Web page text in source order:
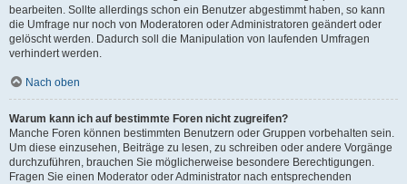
bearbeiten. Sollte allerdings schon ein Benutzer abgestimmt haben, so kann
die Umfrage nur noch von Moderatoren oder Administratoren geändert oder
gelöscht werden. Dadurch soll die Manipulation von laufenden Umfragen
verhindert werden.
Nach oben
Warum kann ich auf bestimmte Foren nicht zugreifen?
Manche Foren können bestimmten Benutzern oder Gruppen vorbehalten sein.
Um diese einzusehen, Beiträge zu lesen, zu schreiben oder andere Vorgänge
durchzuführen, brauchen Sie möglicherweise besondere Berechtigungen.
Fragen Sie einen Moderator oder Administrator nach entsprechenden